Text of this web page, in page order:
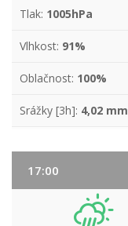
Tlak: 1005hPa
Vlhkost: 91%
Oblačnost: 100%
Srážky [3h]: 4,02 mm
17:00